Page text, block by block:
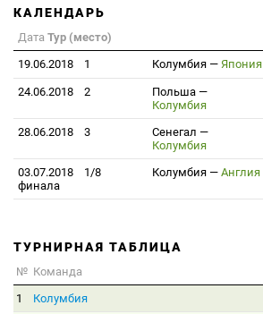
КАЛЕНДАРЬ
Дата Тур (место)
19.06.2018
1 Колумбия — Япония
24.06.2018 2 Польша —
Колумбия
28.06.2018 3 Сенегал —
Колумбия
03.07.2018
1/8
финала
Колумбия — Англия
ТУРНИРНАЯ ТАБЛИЦА
№ Команда
1
Колумбия